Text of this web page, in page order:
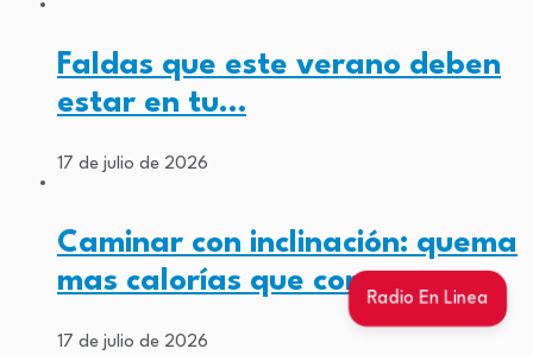
Radio En Linea
Faldas que este verano deben
estar en tu…
17 de julio de 2026
Caminar con inclinación: quema
mas calorías que correr…
17 de julio de 2026